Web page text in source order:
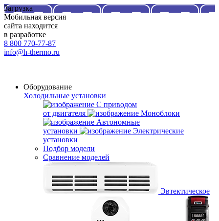
Загрузка
Мобильная версия
сайта находится
в разработке
8 800 770-77-87
info@h-thermo.ru
Оборудование
Холодильные установки
С приводом
от двигателя
Моноблоки
Автономные
установки
Электрические
установки
Подбор модели
Сравнение моделей
Эвтектическое